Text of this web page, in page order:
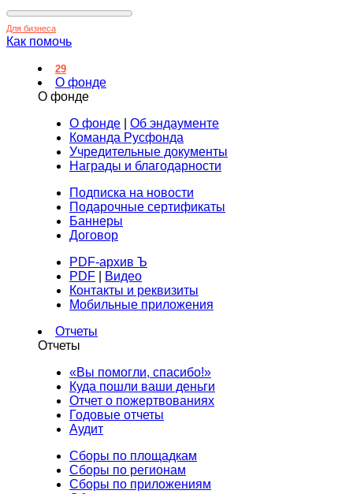
Для бизнеса
Как помочь
29
О фонде
О фонде
О фонде
Об эндаументе
Команда Русфонда
Учредительные документы
Награды и благодарности
Подписка на новости
Подарочные сертификаты
Баннеры
Договор
PDF-архив Ъ
PDF
Видео
Контакты и реквизиты
Мобильные приложения
Отчеты
Отчеты
«Вы помогли, спасибо!»
Куда пошли ваши деньги
Отчет о пожертвованиях
Годовые отчеты
Аудит
Сборы по площадкам
Сборы по регионам
Сборы по приложениям